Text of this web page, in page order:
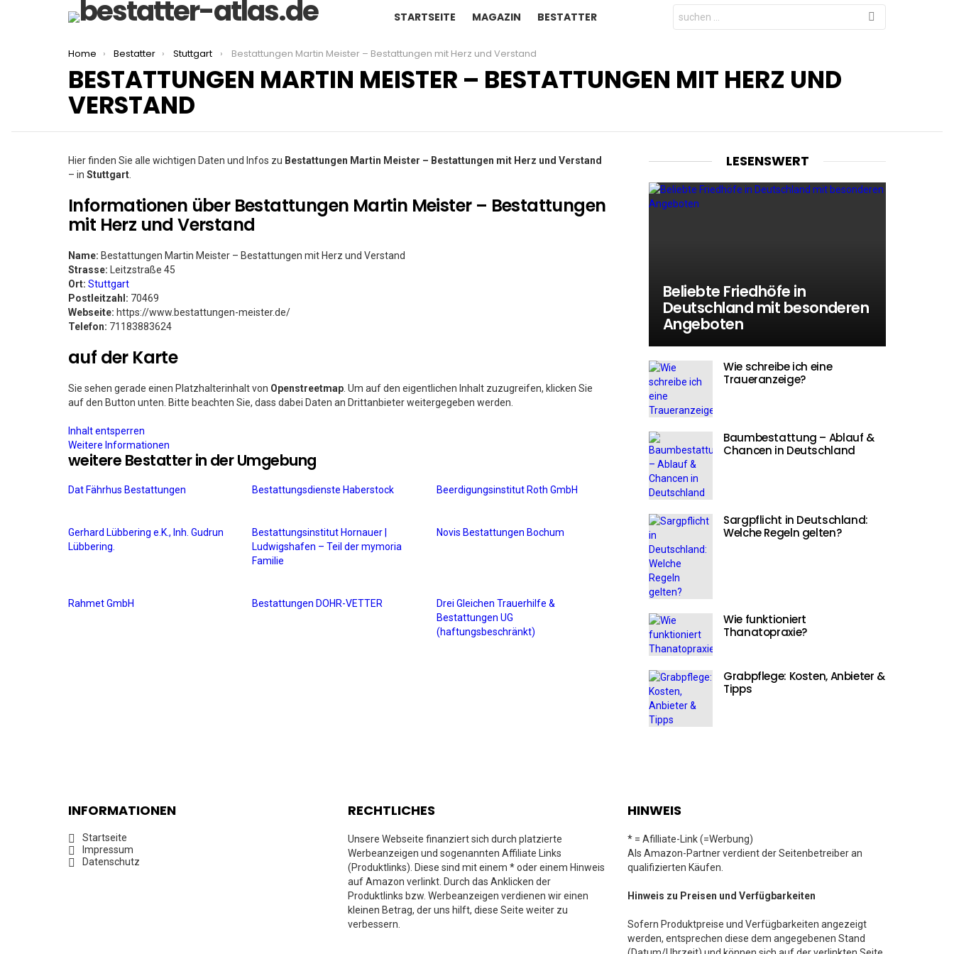
STARTSEITE MAGAZIN BESTATTER
Search
for:
You are here:
Home Bestatter Stuttgart Bestattungen Martin Meister – Bestattungen mit Herz und Verstand
BESTATTUNGEN MARTIN MEISTER – BESTATTUNGEN MIT HERZ UND
VERSTAND
Hier finden Sie alle wichtigen Daten und Infos zu Bestattungen Martin Meister – Bestattungen mit Herz und Verstand
– in Stuttgart
Informationen über Bestattungen Martin Meister – Bestattungen
mit Herz und Verstand
Name: Bestattungen Martin Meister – Bestattungen mit Herz und Verstand
Strasse: Leitzstraße 45
Ort: Stuttgart
Postleitzahl: 70469
Webseite: https://www.bestattungen-meister.de/
Telefon: 71183883624
auf der Karte
Sie sehen gerade einen Platzhalterinhalt von Openstreetmap . Um auf den eigentlichen Inhalt zuzugreifen, klicken Sie
auf den Button unten. Bitte beachten Sie, dass dabei Daten an Drittanbieter weitergegeben werden.
Inhalt entsperren
Weitere Informationen
weitere Bestatter in der Umgebung
Dat Fährhus Bestattungen Bestattungsdienste Haberstock Beerdigungsinstitut Roth GmbH
Gerhard Lübbering e.K., Inh. Gudrun
Lübbering.
Bestattungsinstitut Hornauer |
Ludwigshafen – Teil der mymoria
Familie
Novis Bestattungen Bochum
Rahmet GmbH Bestattungen DOHR-VETTER
Drei Gleichen Trauerhilfe &
Bestattungen UG
(haftungsbeschränkt)
LESENSWERT
Beliebte Friedhöfe in
Deutschland mit besonderen
Angeboten
Wie schreibe ich eine
Traueranzeige?
Baumbestattung – Ablauf &
Chancen in Deutschland
Sargpflicht in Deutschland:
Welche Regeln gelten?
Wie funktioniert
Thanatopraxie?
Grabpflege: Kosten, Anbieter &
Tipps
INFORMATIONEN
Startseite
Impressum
Datenschutz
RECHTLICHES
Unsere Webseite finanziert sich durch platzierte
Werbeanzeigen und sogenannten Affiliate Links
(Produktlinks). Diese sind mit einem * oder einem Hinweis
auf Amazon verlinkt. Durch das Anklicken der
Produktlinks bzw. Werbeanzeigen verdienen wir einen
kleinen Betrag, der uns hilft, diese Seite weiter zu
verbessern.
HINWEIS
* = Afilliate-Link (=Werbung)
Als Amazon-Partner verdient der Seitenbetreiber an
qualifizierten Käufen.
Hinweis zu Preisen und Verfügbarkeiten
Sofern Produktpreise und Verfügbarkeiten angezeigt
werden, entsprechen diese dem angegebenen Stand